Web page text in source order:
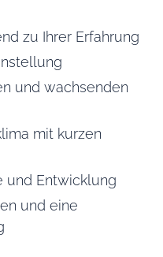
zu Ihrer Erfahrung
und wachsenden
mit kurzen
und Entwicklung
und eine